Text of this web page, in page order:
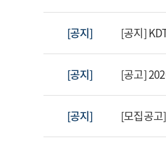
[공지] [공지]
[공지] [공고]
[공지] [모집공